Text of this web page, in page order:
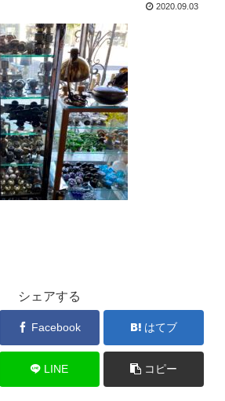
2020.09.03
シェアする
Facebook はてブ
LINE コピー